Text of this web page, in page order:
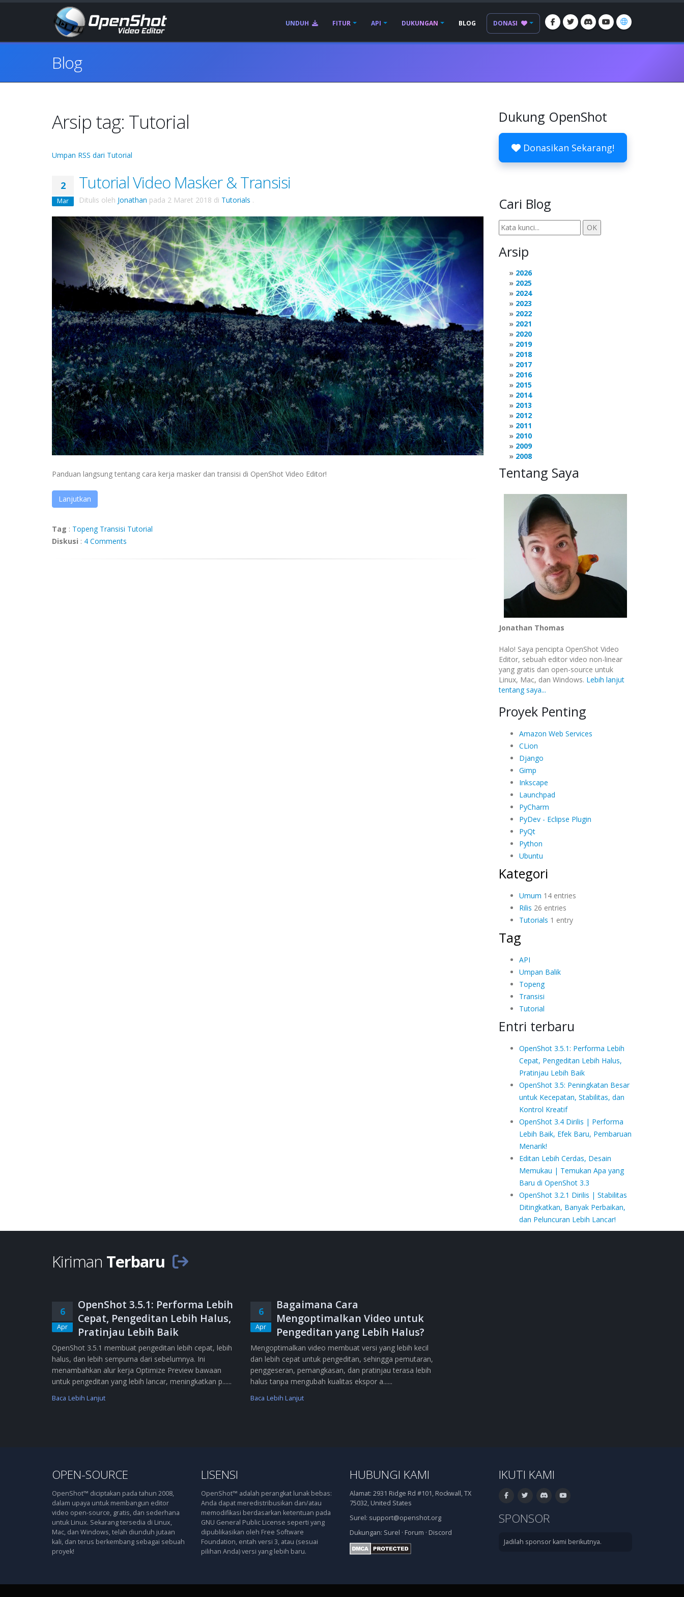
UNDUH FITUR API DUKUNGAN BLOG DONASI
Blog
Arsip tag: Tutorial
Umpan RSS dari Tutorial
2
Mar
Tutorial Video Masker & Transisi
Ditulis oleh Jonathan pada 2 Maret 2018 di Tutorials .
Panduan langsung tentang cara kerja masker dan transisi di OpenShot Video Editor!
Lanjutkan
Tag : Topeng Transisi Tutorial
Diskusi : 4 Comments
Dukung OpenShot
Donasikan Sekarang!
Cari Blog
Arsip
2026
2025
2024
2023
2022
2021
2020
2019
2018
2017
2016
2015
2014
2013
2012
2011
2010
2009
2008
Tentang Saya
Jonathan Thomas
Halo! Saya pencipta OpenShot Video
Editor, sebuah editor video non-linear
yang gratis dan open-source untuk
Linux, Mac, dan Windows. Lebih lanjut
tentang saya...
Proyek Penting
Amazon Web Services
CLion
Django
Gimp
Inkscape
Launchpad
PyCharm
PyDev - Eclipse Plugin
PyQt
Python
Ubuntu
Kategori
Umum 14 entries
Rilis 26 entries
Tutorials 1 entry
Tag
API
Umpan Balik
Topeng
Transisi
Tutorial
Entri terbaru
OpenShot 3.5.1: Performa Lebih
Cepat, Pengeditan Lebih Halus,
Pratinjau Lebih Baik
OpenShot 3.5: Peningkatan Besar
untuk Kecepatan, Stabilitas, dan
Kontrol Kreatif
OpenShot 3.4 Dirilis | Performa
Lebih Baik, Efek Baru, Pembaruan
Menarik!
Editan Lebih Cerdas, Desain
Memukau | Temukan Apa yang
Baru di OpenShot 3.3
OpenShot 3.2.1 Dirilis | Stabilitas
Ditingkatkan, Banyak Perbaikan,
dan Peluncuran Lebih Lancar!
Kiriman Terbaru
6
Apr
OpenShot 3.5.1: Performa Lebih
Cepat, Pengeditan Lebih Halus,
Pratinjau Lebih Baik
OpenShot 3.5.1 membuat pengeditan lebih cepat, lebih
halus, dan lebih sempurna dari sebelumnya. Ini
menambahkan alur kerja Optimize Preview bawaan
untuk pengeditan yang lebih lancar, meningkatkan p......
Baca Lebih Lanjut
6
Apr
Bagaimana Cara
Mengoptimalkan Video untuk
Pengeditan yang Lebih Halus?
Mengoptimalkan video membuat versi yang lebih kecil
dan lebih cepat untuk pengeditan, sehingga pemutaran,
penggeseran, pemangkasan, dan pratinjau terasa lebih
halus tanpa mengubah kualitas ekspor a......
Baca Lebih Lanjut
OPEN-SOURCE
OpenShot™ diciptakan pada tahun 2008,
dalam upaya untuk membangun editor
video open-source, gratis, dan sederhana
untuk Linux. Sekarang tersedia di Linux,
Mac, dan Windows, telah diunduh jutaan
kali, dan terus berkembang sebagai sebuah
proyek!
LISENSI
OpenShot™ adalah perangkat lunak bebas:
Anda dapat meredistribusikan dan/atau
memodifikasi berdasarkan ketentuan pada
GNU General Public License seperti yang
dipublikasikan oleh Free Software
Foundation, entah versi 3, atau (sesuai
pilihan Anda) versi yang lebih baru.
HUBUNGI KAMI
Alamat: 2931 Ridge Rd #101, Rockwall, TX
75032, United States
Surel: support@openshot.org
Dukungan: Surel · Forum · Discord
IKUTI KAMI
SPONSOR
Jadilah sponsor kami berikutnya.